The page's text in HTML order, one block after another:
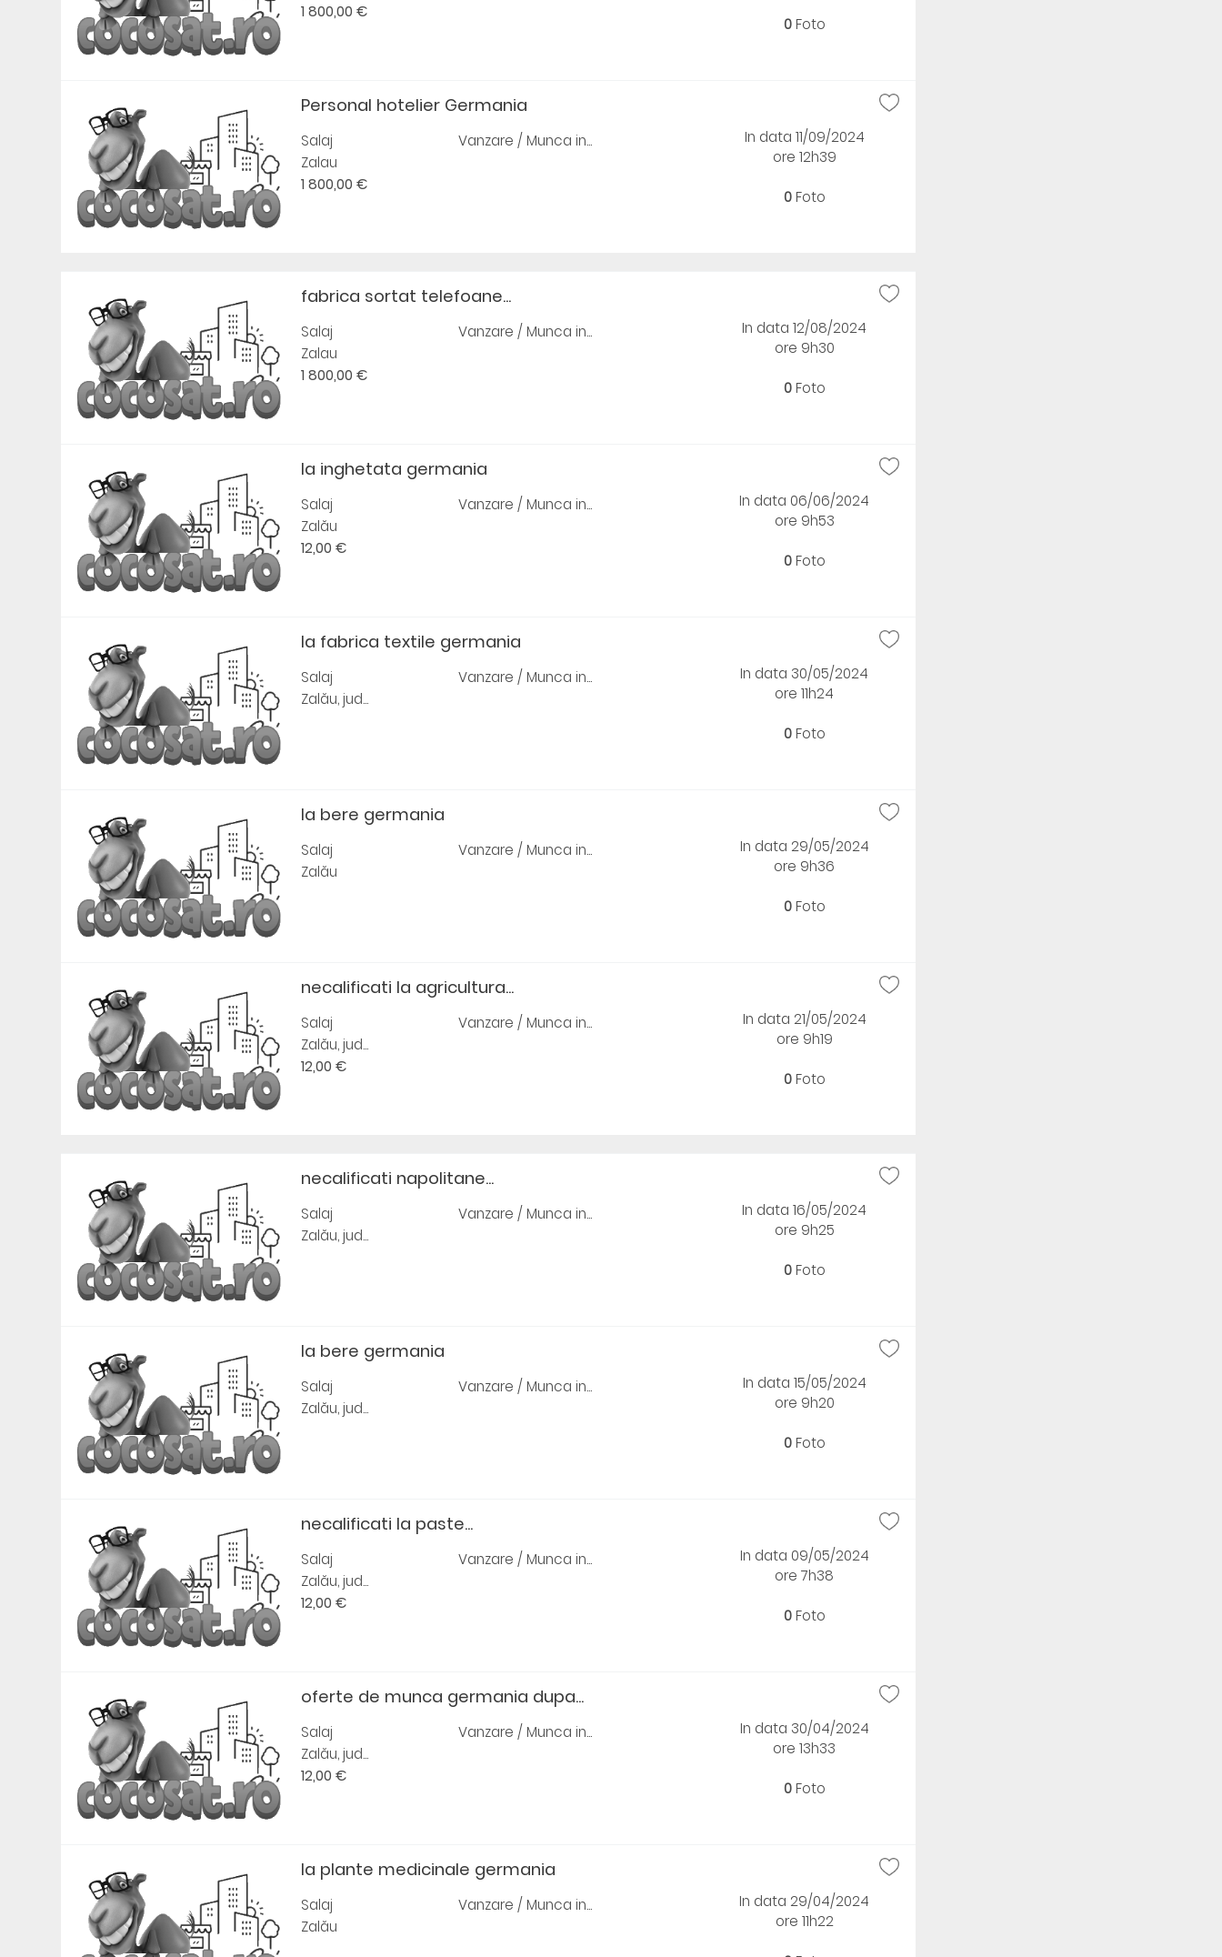
1 800,00 €
0Foto
Personal hotelier Germania
Salaj
Zalau
1 800,00 €
Vanzare / Munca in...
In data 11/09/2024
ore 12h39
0Foto
fabrica sortat telefoane...
Salaj
Zalau
1 800,00 €
Vanzare / Munca in...
In data 12/08/2024
ore 9h30
0Foto
la inghetata germania
Salaj
Zalău
12,00 €
Vanzare / Munca in...
In data 06/06/2024
ore 9h53
0Foto
la fabrica textile germania
Salaj
Zalău, jud...
Vanzare / Munca in...
In data 30/05/2024
ore 11h24
0Foto
la bere germania
Salaj
Zalău
Vanzare / Munca in...
In data 29/05/2024
ore 9h36
0Foto
necalificati la agricultura...
Salaj
Zalău, jud...
12,00 €
Vanzare / Munca in...
In data 21/05/2024
ore 9h19
0Foto
necalificati napolitane...
Salaj
Zalău, jud...
Vanzare / Munca in...
In data 16/05/2024
ore 9h25
0Foto
la bere germania
Salaj
Zalău, jud...
Vanzare / Munca in...
In data 15/05/2024
ore 9h20
0Foto
necalificati la paste...
Salaj
Zalău, jud...
12,00 €
Vanzare / Munca in...
In data 09/05/2024
ore 7h38
0Foto
oferte de munca germania dupa...
Salaj
Zalău, jud...
12,00 €
Vanzare / Munca in...
In data 30/04/2024
ore 13h33
0Foto
la plante medicinale germania
Salaj
Zalău
Vanzare / Munca in...
In data 29/04/2024
ore 11h22